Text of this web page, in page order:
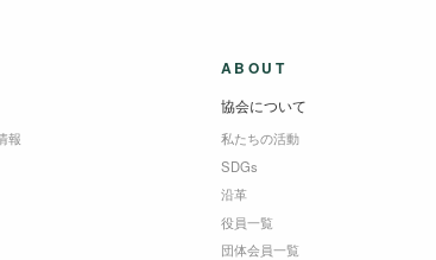
報
ABOUT
協会について
私たちの活動
SDGs
沿革
役員一覧
団体会員一覧